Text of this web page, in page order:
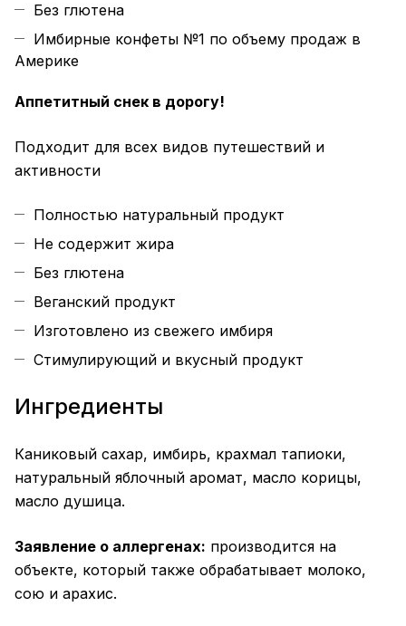
Без глютена
Имбирные конфеты №1 по объему продаж в
Америке
Аппетитный снек в дорогу!
Подходит для всех видов путешествий и
активности
Полностью натуральный продукт
Не содержит жира
Без глютена
Веганский продукт
Изготовлено из свежего имбиря
Стимулирующий и вкусный продукт
Ингредиенты
Каниковый сахар, имбирь, крахмал тапиоки,
натуральный яблочный аромат, масло корицы,
масло душица.
Заявление о аллергенах: производится на
объекте, который также обрабатывает молоко,
сою и арахис.